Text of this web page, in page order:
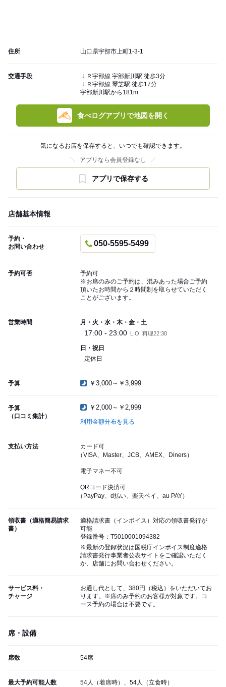
住所 山口県宇部市上町1-3-1
交通手段
ＪＲ宇部線 宇部新川駅 徒歩3分
ＪＲ宇部線 琴芝駅 徒歩17分
宇部新川駅から181m
食べログアプリで地図を開く
気になるお店を保存すると、いつでも確認できます。
アプリなら会員登録なし
アプリで保存する
店舗基本情報
予約・
お問い合わせ
050-5595-5499
予約可否
予約可
※お席のみのご予約は、混みあった場合ご予約
頂いたお時間から２時間制を取らせていただく
ことがございます。
営業時間 月・火・水・木・金・土
17:00 - 23:00 L.O. 料理22:30
日・祝日
定休日
予算 ￥3,000～￥3,999
予算
（口コミ集計）
￥2,000～￥2,999
利用金額分布を見る
支払い方法
カード可
（VISA、Master、JCB、AMEX、Diners）
電子マネー不可
QRコード決済可
（PayPay、d払い、楽天ペイ、au PAY）
領収書（適格簡易請求
書）
適格請求書（インボイス）対応の領収書発行が
可能
登録番号：T5010001094382
※最新の登録状況は国税庁インボイス制度適格
請求書発行事業者公表サイトをご確認いただく
か、店舗にお問い合わせください。
サービス料・
チャージ
お通し代として、380円（税込）をいただいてお
ります。※席のみ予約のお客様が対象です。コ
ース予約の場合は不要です。
席・設備
席数 54席
最大予約可能人数 54人（着席時）、54人（立食時）